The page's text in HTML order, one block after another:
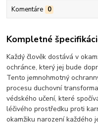
Komentáre 0
Kompletné
Každý člověk dostává v
ochránce, který jej bude
Tento jemnohmotný
procesu duchovní
védského učení, které
léčivého prostředku proti
okamžiku narození každého